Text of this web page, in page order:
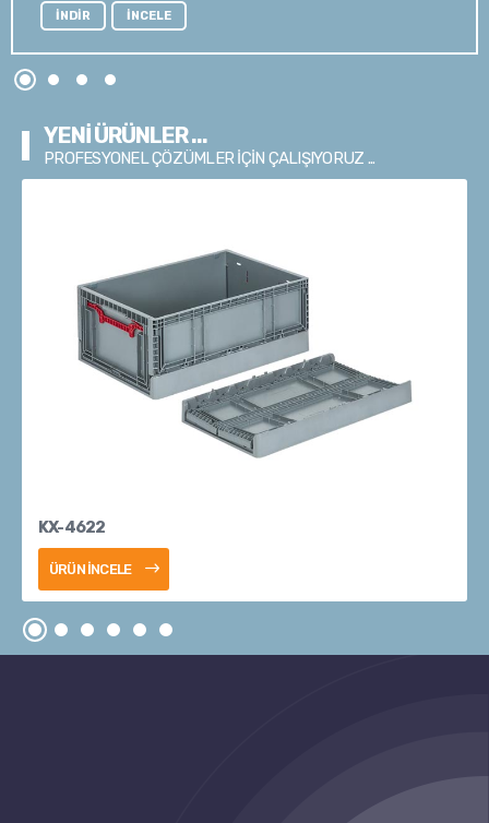
İNDİR İNCELE
YENİ ÜRÜNLER ...
PROFESYONEL ÇÖZÜMLER İÇİN ÇALIŞIYORUZ ...
KX-4622
ÜRÜN İNCELE